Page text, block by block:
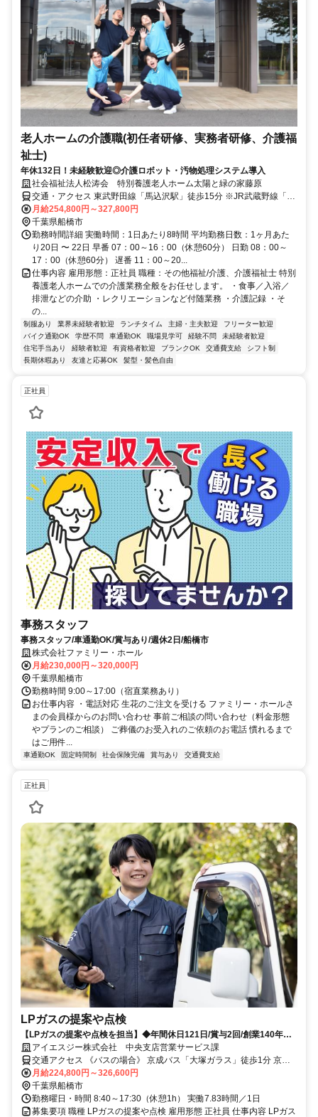
老人ホームの介護職(初任者研修、実務者研修、介護福
祉士)
年休132日！未経験歓迎◎介護ロボット・汚物処理システム導入
社会福祉法人松涛会 特別養護老人ホーム太陽と緑の家藤原
交通・アクセス 東武野田線「馬込沢駅」徒歩15分 ※JR武蔵野線「船
橋法典駅」からバス10分
月給254,800円～327,800円
千葉県船橋市
勤務時間詳細 実働時間：1日あたり8時間 平均勤務日数：1ヶ月あた
り20日 〜 22日 早番 07：00～16：00（休憩60分） 日勤 08：00～
17：00（休憩60分） 遅番 11：00～20...
仕事内容 雇用形態：正社員 職種：その他福祉/介護、介護福祉士 特別
養護老人ホームでの介護業務全般をお任せします。 ・食事／入浴／
排泄などの介助 ・レクリエーションなど付随業務 ・介護記録 ・そ
の...
制服あり 業界未経験者歓迎 ランチタイム 主婦・主夫歓迎
フリーター歓迎
バイク通勤OK
学歴不問 車通勤OK 職場見学可 経験不問
未経験者歓迎
住宅手当あり
経験者歓迎 有資格者歓迎 ブランクOK 交通費支給
シフト制
長期休暇あり
友達と応募OK 髪型・髪色自由
正社員
事務スタッフ
事務スタッフ/車通勤OK/賞与あり/週休2日/船橋市
株式会社ファミリー・ホール
月給230,000円～320,000円
千葉県船橋市
勤務時間 9:00～17:00（宿直業務あり）
お仕事内容 ・電話対応 生花のご注文を受ける ファミリー・ホールさ
まの会員様からのお問い合わせ 事前ご相談の問い合わせ（料金形態
やプランのご相談） ご葬儀のお受入れのご依頼のお電話 慣れるまで
はご用件...
車通勤OK 固定時間制 社会保険完備 賞与あり 交通費支給
正社員
LPガスの提案や点検
【LPガスの提案や点検を担当】◆年間休日121日/賞与2回/創業140年以
上/岩谷産業100％子会社
アイエスジー株式会社 中央支店営業サービス課
交通アクセス 《バスの場合》 京成バス「大塚ガラス」徒歩1分 京成
バス千葉セントラル「エステ・シティ」徒歩5分 《車の場合》 武蔵野
線 船橋法典駅 車5分 東武野田線 馬込沢駅 車6分 東武野田線 塚田駅 車
8分
月給224,800円～326,600円
千葉県船橋市
勤務曜日・時間 8:40～17:30（休憩1h） 実働7.83時間／1日
募集要項 職種 LPガスの提案や点検 雇用形態 正社員 仕事内容 LPガス